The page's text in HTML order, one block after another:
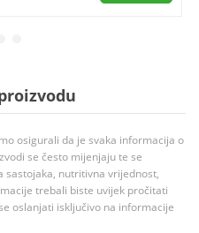
osigurali da je svaka informacija o
se često mijenjaju te se
sastojaka, nutritivna vrijednost,
trebali biste uvijek pročitati
oslanjati isključivo na informacije